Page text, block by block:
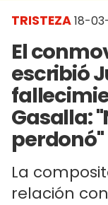
TRISTEZA18-
El
escribió
Gasalla:
perdonó"
La
relación